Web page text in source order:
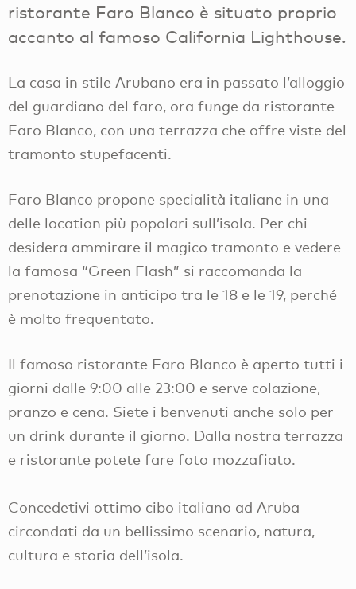
ristorante Faro Blanco è situato proprio
accanto al famoso California Lighthouse.
La casa in stile Arubano era in passato l’alloggio
del guardiano del faro, ora funge da ristorante
Faro Blanco, con una terrazza che offre viste del
tramonto stupefacenti.
Faro Blanco propone specialità italiane in una
delle location più popolari sull’isola. Per chi
desidera ammirare il magico tramonto e vedere
la famosa “Green Flash” si raccomanda la
prenotazione in anticipo tra le 18 e le 19, perché
è molto frequentato.
Il famoso ristorante Faro Blanco è aperto tutti i
giorni dalle 9:00 alle 23:00 e serve colazione,
pranzo e cena. Siete i benvenuti anche solo per
un drink durante il giorno. Dalla nostra terrazza
e ristorante potete fare foto mozzafiato.
Concedetivi ottimo cibo italiano ad Aruba
circondati da un bellissimo scenario, natura,
cultura e storia dell’isola.